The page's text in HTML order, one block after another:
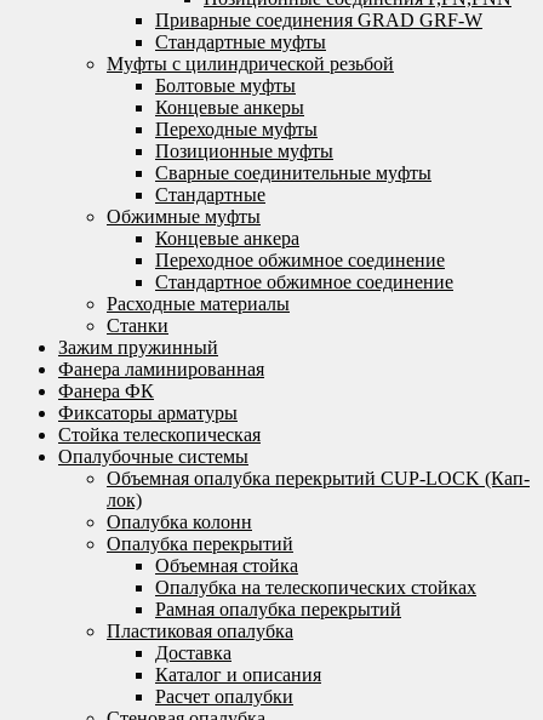
Приварные соединения GRAD GRF-W
Стандартные муфты
Муфты с цилиндрической резьбой
Болтовые муфты
Концевые анкеры
Переходные муфты
Позиционные муфты
Сварные соединительные муфты
Стандартные
Обжимные муфты
Концевые анкера
Переходное обжимное соединение
Стандартное обжимное соединение
Расходные материалы
Станки
Зажим пружинный
Фанера ламинированная
Фанера ФК
Фиксаторы арматуры
Стойка телескопическая
Опалубочные системы
Объемная опалубка перекрытий CUP-LOCK (Кап-
лок)
Опалубка колонн
Опалубка перекрытий
Объемная стойка
Опалубка на телескопических стойках
Рамная опалубка перекрытий
Пластиковая опалубка
Доставка
Каталог и описания
Расчет опалубки